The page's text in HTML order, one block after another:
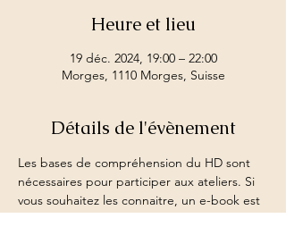
Heure et lieu
19 déc. 2024, 19:00 – 22:00
Morges, 1110 Morges, Suisse
Détails de l'évènement
Les bases de compréhension du HD sont
nécessaires pour participer aux ateliers. Si
vous souhaitez les connaitre, un e-book est